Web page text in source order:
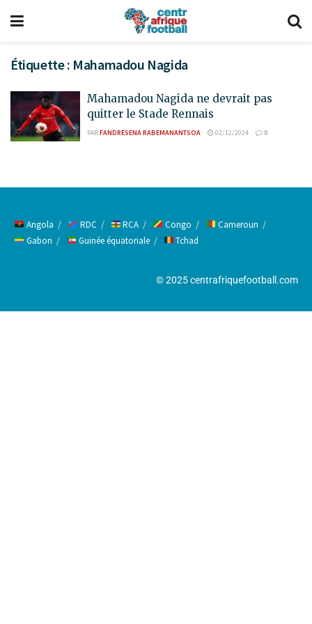
Étiquette : Mahamadou Nagida
Mahamadou Nagida ne devrait pas
quitter le Stade Rennais
PARFANDRESENA RABEMANANTSOA 02/12/2024 0
Angola RDC RCA Congo
Cameroun
Gabon
Guinée équatoriale Tchad
© 2025 centrafriquefootball.com